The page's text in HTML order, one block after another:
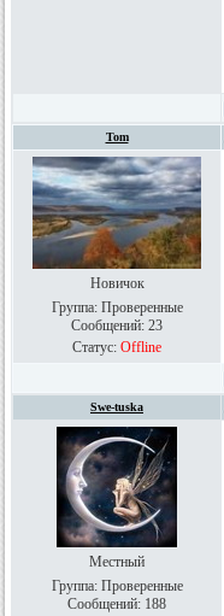
Tom
Новичок
Группа: Проверенные
Сообщений: 23
Статус: Offline
Swe-tuska
Местный
Группа: Проверенные
Сообщений: 188